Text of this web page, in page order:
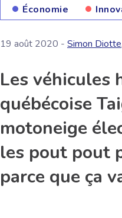
Économie
19 août 2020 - Simon Diotte
Les véhicules
québécoise
motoneige
les pout pout
parce que ça